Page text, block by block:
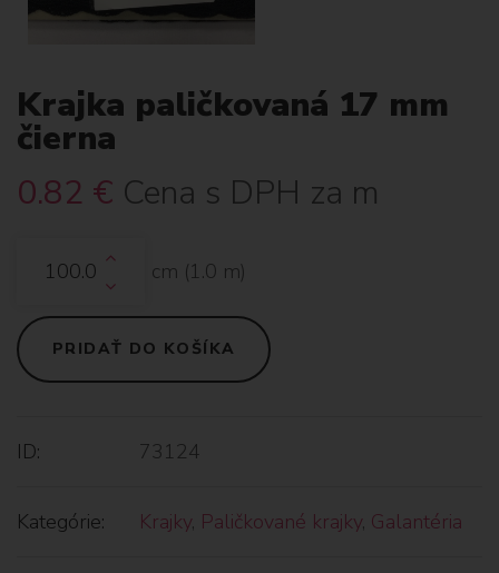
Krajka paličkovaná 17 mm
čierna
0.82 € Cena s DPH za m
cm (1.0 m)
PRIDAŤ DO KOŠÍKA
ID: 73124
Kategórie: Krajky, Paličkované krajky, Galantéria